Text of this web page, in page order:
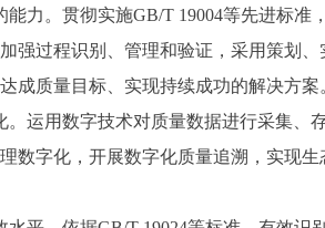
能力。贯彻实施GB/T 19004等先进标准
强过程识别、管理和验证，采用策划
成质量目标、实现持续成功的解决方案
。运用数字技术对质量数据进行采集、
数字化，开展数字化质量追溯，实现